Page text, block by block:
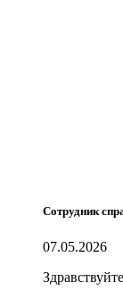
Сотрудник
07.05.2026